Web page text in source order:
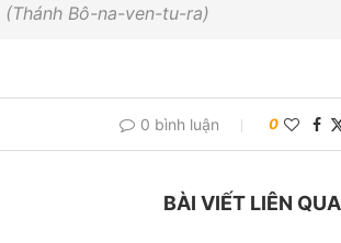
(Thánh Bô-na-ven-tu-ra)
0 bình luận 0
BÀI VIẾT LIÊN